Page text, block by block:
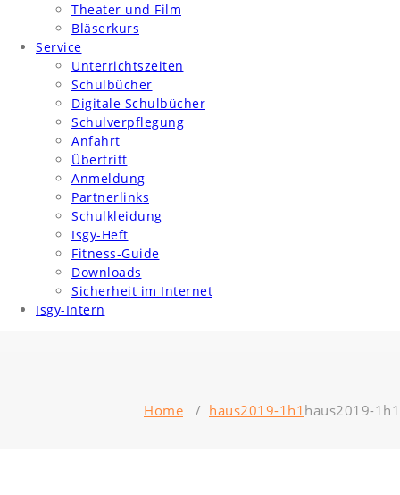
Theater und Film
Bläserkurs
Service
Unterrichtszeiten
Schulbücher
Digitale Schulbücher
Schulverpflegung
Anfahrt
Übertritt
Anmeldung
Partnerlinks
Schulkleidung
Isgy-Heft
Fitness-Guide
Downloads
Sicherheit im Internet
Isgy-Intern
Home / haus2019-1h1 haus2019-1h1